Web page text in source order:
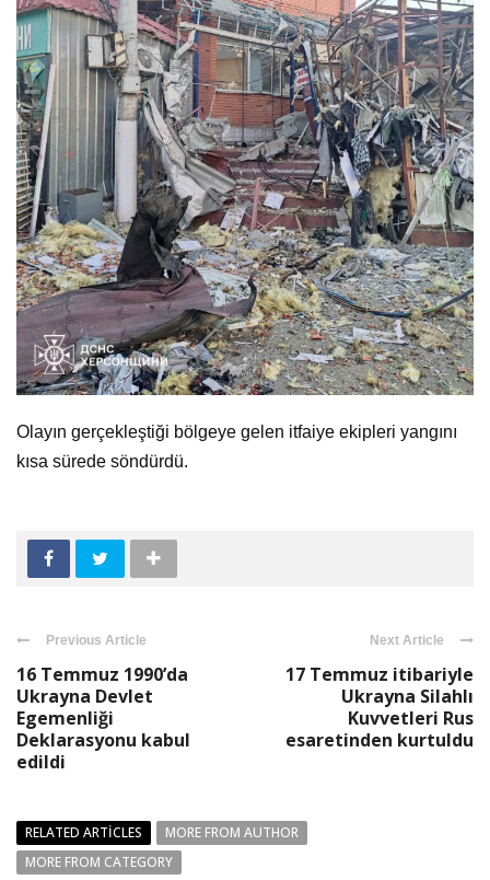
Olayın gerçekleştiği bölgeye gelen itfaiye ekipleri yangını
kısa sürede söndürdü.
Previous Article
16 Temmuz 1990’da
Ukrayna Devlet
Egemenliği
Deklarasyonu kabul
edildi
Next Article
17 Temmuz itibariyle
Ukrayna Silahlı
Kuvvetleri Rus
esaretinden kurtuldu
RELATED ARTICLES
MORE FROM AUTHOR
MORE FROM CATEGORY